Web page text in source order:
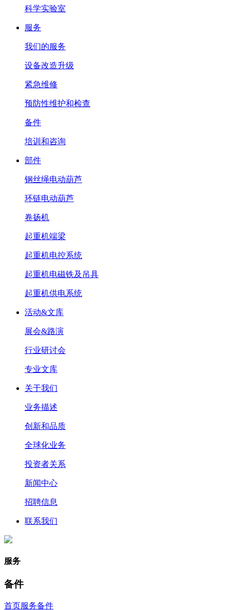
科学实验室
服务
我们的服务
设备改造升级
紧急维修
预防性维护和检查
备件
培训和咨询
部件
钢丝绳电动葫芦
环链电动葫芦
卷扬机
起重机端梁
起重机电控系统
起重机电磁铁及吊具
起重机供电系统
活动&文库
展会&路演
行业研讨会
专业文库
关于我们
业务描述
创新和品质
全球化业务
投资者关系
新闻中心
招聘信息
联系我们
服务
备件
首页服务备件